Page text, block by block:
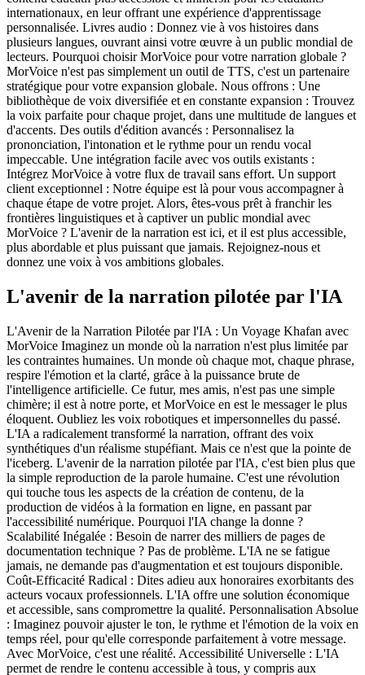
internationaux, en leur offrant une expérience d'apprentissage
personnalisée. Livres audio : Donnez vie à vos histoires dans
plusieurs langues, ouvrant ainsi votre œuvre à un public mondial de
lecteurs. Pourquoi choisir MorVoice pour votre narration globale ?
MorVoice n'est pas simplement un outil de TTS, c'est un partenaire
stratégique pour votre expansion globale. Nous offrons : Une
bibliothèque de voix diversifiée et en constante expansion : Trouvez
la voix parfaite pour chaque projet, dans une multitude de langues et
d'accents. Des outils d'édition avancés : Personnalisez la
prononciation, l'intonation et le rythme pour un rendu vocal
impeccable. Une intégration facile avec vos outils existants :
Intégrez MorVoice à votre flux de travail sans effort. Un support
client exceptionnel : Notre équipe est là pour vous accompagner à
chaque étape de votre projet. Alors, êtes-vous prêt à franchir les
frontières linguistiques et à captiver un public mondial avec
MorVoice ? L'avenir de la narration est ici, et il est plus accessible,
plus abordable et plus puissant que jamais. Rejoignez-nous et
donnez une voix à vos ambitions globales.
L'avenir de la narration pilotée par l'IA
L'Avenir de la Narration Pilotée par l'IA : Un Voyage Khafan avec
MorVoice Imaginez un monde où la narration n'est plus limitée par
les contraintes humaines. Un monde où chaque mot, chaque phrase,
respire l'émotion et la clarté, grâce à la puissance brute de
l'intelligence artificielle. Ce futur, mes amis, n'est pas une simple
chimère; il est à notre porte, et MorVoice en est le messager le plus
éloquent. Oubliez les voix robotiques et impersonnelles du passé.
L'IA a radicalement transformé la narration, offrant des voix
synthétiques d'un réalisme stupéfiant. Mais ce n'est que la pointe de
l'iceberg. L'avenir de la narration pilotée par l'IA, c'est bien plus que
la simple reproduction de la parole humaine. C'est une révolution
qui touche tous les aspects de la création de contenu, de la
production de vidéos à la formation en ligne, en passant par
l'accessibilité numérique. Pourquoi l'IA change la donne ?
Scalabilité Inégalée : Besoin de narrer des milliers de pages de
documentation technique ? Pas de problème. L'IA ne se fatigue
jamais, ne demande pas d'augmentation et est toujours disponible.
Coût-Efficacité Radical : Dites adieu aux honoraires exorbitants des
acteurs vocaux professionnels. L'IA offre une solution économique
et accessible, sans compromettre la qualité. Personnalisation Absolue
: Imaginez pouvoir ajuster le ton, le rythme et l'émotion de la voix en
temps réel, pour qu'elle corresponde parfaitement à votre message.
Avec MorVoice, c'est une réalité. Accessibilité Universelle : L'IA
permet de rendre le contenu accessible à tous, y compris aux